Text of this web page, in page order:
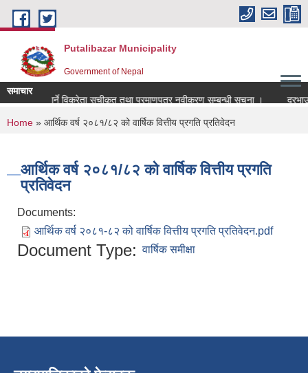
Skip to main content
Putalibazar Municipality
Government of Nepal
समाचार
कारोबार गर्ने विक्रेता सूचीकृत तथा प्रमाणपत्र नवीकरण सम्बन्धी सूचना ।
You are here
Home » आर्थिक वर्ष २०८१/८२ को वार्षिक वित्तीय प्रगति प्रतिवेदन
आर्थिक वर्ष २०८१/८२ को वार्षिक वित्तीय प्रगति
प्रतिवेदन
Documents:
आर्थिक वर्ष २०८१-८२ को वार्षिक वित्तीय प्रगति प्रतिवेदन.pdf
Document Type: वार्षिक समीक्षा